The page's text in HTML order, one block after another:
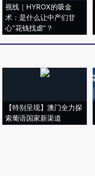
视线｜HYROX的吸金
术：是什么让中产们甘
心“花钱找虐”？
【特别呈现】澳门全力探
索葡语国家新渠道